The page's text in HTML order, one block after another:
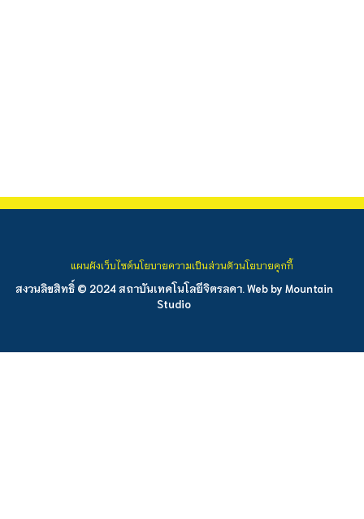
สงวนลิขสิทธิ์ © 2024 สถาบันเทคโนโลยีจิตรลดา. Web by Mountain
Studio
แผนผังเว็บไซต์นโยบายความเป็นส่วนตัวนโยบายคุกกี้